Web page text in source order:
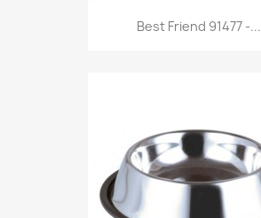
Anteprima
Best Friend 91477 -...